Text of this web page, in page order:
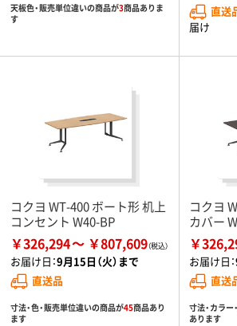
天板色・販売単位違いの商品が3商品ありま
す
直送
届け
コクヨ WT-400 ボート形 机上
コンセント W40-BP
￥326,294 ￥807,609
お届け日：9月15日（火）まで
直送品
寸法・色・販売単位違いの商品が45商品あり
ます
コクヨ
カバー
￥
お届け日：
直送
寸法・カラ
あります